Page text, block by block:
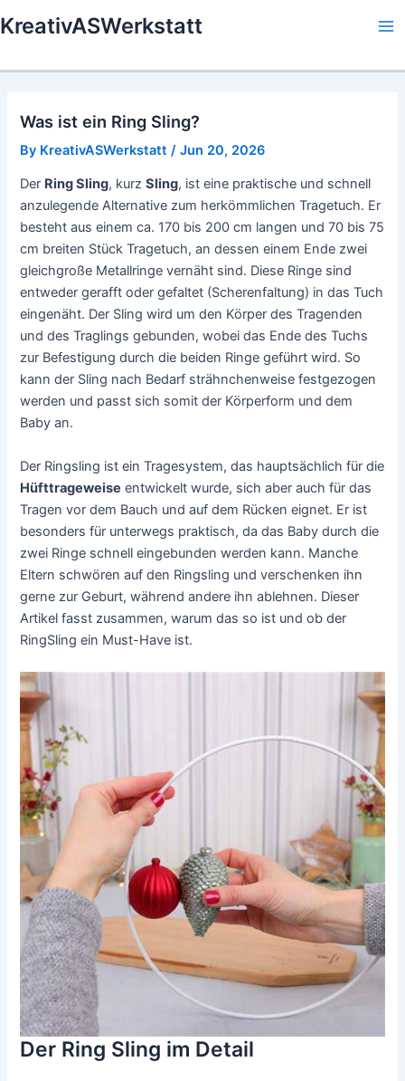
to
KreativASWerkstatt
Was ist ein Ring Sling?
By KreativASWerkstatt /Jun 20, 2026
Der Ring Sling, kurzSling, ist eine praktische und schnell
anzulegende Alternative zum herkömmlichen Tragetuch. Er
besteht aus einem ca. 170 bis 200 cm langen und 70 bis 75
cm breiten Stück Tragetuch, an dessen einem Ende zwei
gleichgroße Metallringe vernäht sind. Diese Ringe sind
entweder gerafft oder gefaltet (Scherenfaltung) in das Tuch
eingenäht. Der Sling wird um den Körper des Tragenden
und des Traglings gebunden, wobei das Ende des Tuchs
zur Befestigung durch die beiden Ringe geführt wird. So
kann der Sling nach Bedarf strähnchenweise festgezogen
werden und passt sich somit der Körperform und dem
Baby an.
Der Ringsling ist ein Tragesystem, das hauptsächlich für die
Hüfttrageweise entwickelt wurde, sich aber auch für das
Tragen vor dem Bauch und auf dem Rücken eignet. Er ist
besonders für unterwegs praktisch, da das Baby durch die
zwei Ringe schnell eingebunden werden kann. Manche
Eltern schwören auf den Ringsling und verschenken ihn
gerne zur Geburt, während andere ihn ablehnen. Dieser
Artikel fasst zusammen, warum das so ist und ob der
RingSling ein Must-Have ist.
Der Ring Sling im Detail